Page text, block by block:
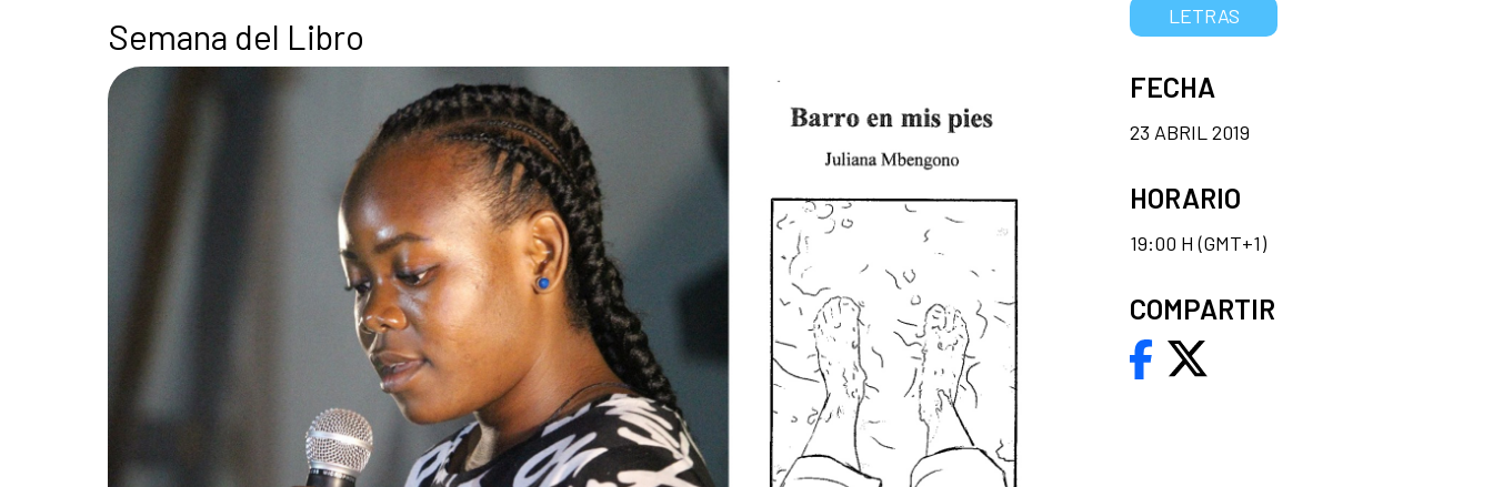
Semana del Libro LETRAS
FECHA
23 ABRIL 2019
HORARIO
19:00 H (GMT+1)
COMPARTIR